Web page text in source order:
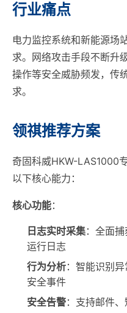
行业痛点
电力监控系统和新能源场
求。网络攻击手段不断升
操作等安全威胁频发，传
求。
领祺推荐方案
奇固科威HKW-LAS1000
以下核心能力：
核心功能：
日志实时采集：全面
运行日志
行为分析：智能识别
安全事件
安全告警：支持邮件